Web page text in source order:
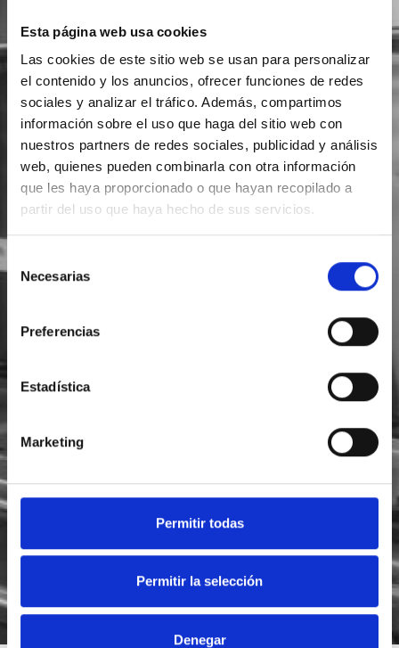
Esta página web usa cookies
Las cookies de este sitio web se usan para personalizar
el contenido y los anuncios, ofrecer funciones de redes
sociales y analizar el tráfico. Además, compartimos
información sobre el uso que haga del sitio web con
nuestros partners de redes sociales, publicidad y análisis
web, quienes pueden combinarla con otra información
que les haya proporcionado o que hayan recopilado a
partir del uso que haya hecho de sus servicios.
Necesarias
Preferencias
Estadística
Marketing
Permitir todas
Permitir la selección
Denegar
He leído y acepto la